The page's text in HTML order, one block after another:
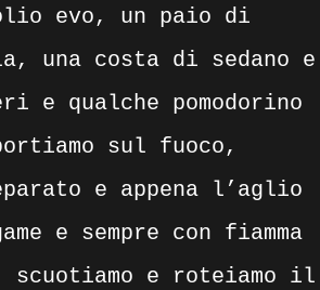
evo, un paio di
una costa di sedano e
e qualche pomodorino
sul fuoco,
e appena l’aglio
e sempre con fiamma
scuotiamo e roteiamo il